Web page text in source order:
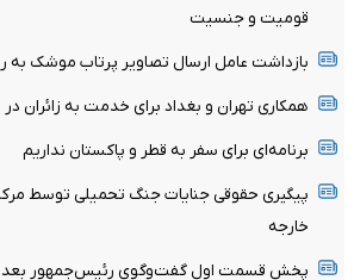
قومیت و جنسیت
بازداشت عامل ارسال تصاویر پرتاب موشک به
همکاری تهران و بغداد برای خدمت به زائران در
برنامه‌ای برای سفر به قطر و پاکستان نداریم
پیگیری حقوقی جنایات جنگ تحمیلی توسط مرکز
خارجه
پخش قسمت اول گفت‌وگوی رئیس‌جمهور بعد از